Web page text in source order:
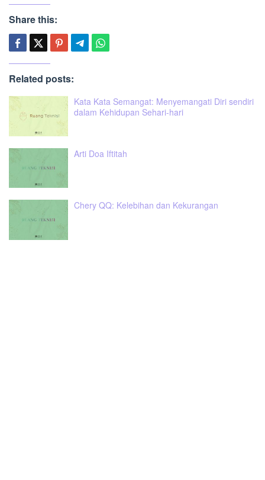
Share this:
Related posts:
Kata Kata Semangat: Menyemangati Diri sendiri
dalam Kehidupan Sehari-hari
Arti Doa Iftitah
Chery QQ: Kelebihan dan Kekurangan